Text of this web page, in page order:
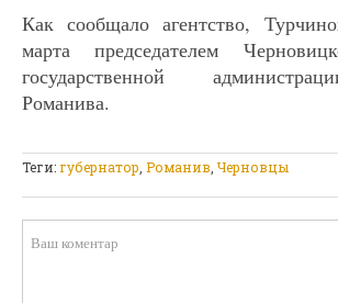
Как сообщало агентство,
марта председателем
государственной
Романива.
Теги:губернатор Романив ,Черновцы